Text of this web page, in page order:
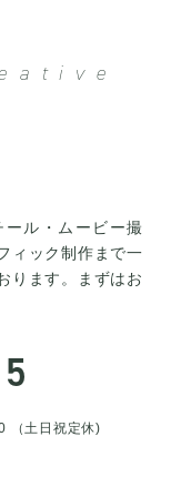
ル・ムービー撮
ィック制作まで一
ります。まずはお
（土日祝定休)